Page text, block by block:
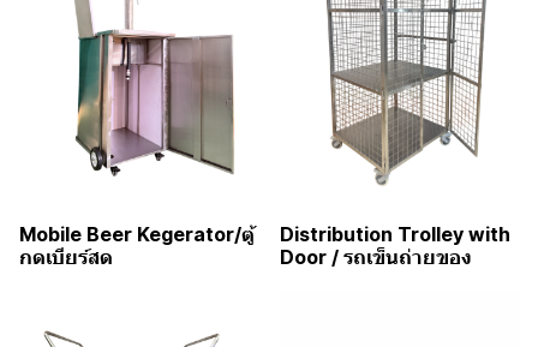
Mobile Beer Kegerator/ตู้
กดเบียร์สด
Distribution Trolley with
Door / รถเข็นถ่ายของ